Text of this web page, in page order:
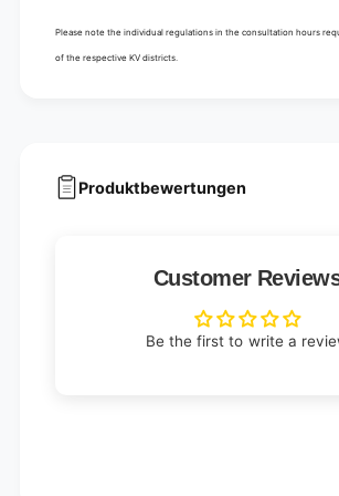
Please note the individual regulations in the consultation hours
of the respective KV districts.
Produktbewertungen
Customer
Be the first to write a